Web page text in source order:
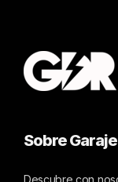
Sobre
Descubre con